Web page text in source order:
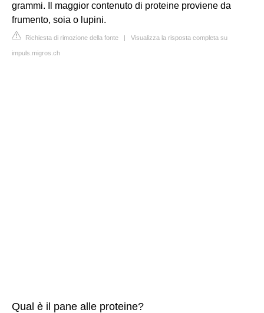
grammi. Il maggior contenuto di proteine proviene da
frumento, soia o lupini.
Richiesta di rimozione della fonte | Visualizza la risposta completa su
impuls.migros.ch
Qual è il pane alle proteine?